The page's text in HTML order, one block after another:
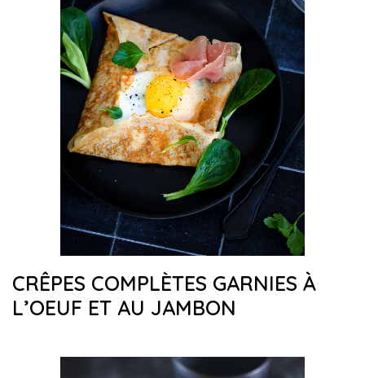
CRÊPES COMPLÈTES GARNIES À
L’OEUF ET AU JAMBON